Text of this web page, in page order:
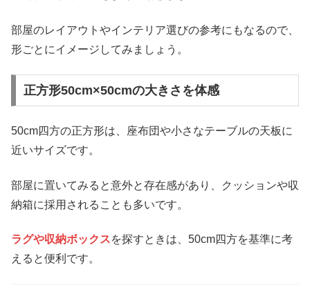
部屋のレイアウトやインテリア選びの参考にもなるので、
形ごとにイメージしてみましょう。
正方形50cm×50cmの大きさを体感
50cm四方の正方形は、座布団や小さなテーブルの天板に
近いサイズです。
部屋に置いてみると意外と存在感があり、クッションや収
納箱に採用されることも多いです。
ラグや収納ボックスを探すときは、50cm四方を基準に考
えると便利です。